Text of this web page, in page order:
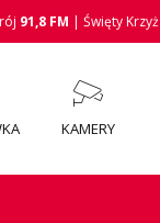
91,8 FM | Święty Krzyż
KAMERY